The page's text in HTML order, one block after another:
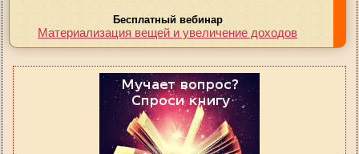
Бесплатный вебинар
Материализация вещей и увеличение доходов